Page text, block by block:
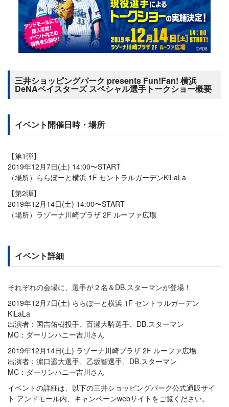
三井ショッピングパーク presents Fun!Fan! 横浜
DeNAベイスターズ スペシャル選手トークショー概要
イベント開催日時・場所
【第1弾】
2019年12月7日(土) 14:00〜START
（場所）ららぽーと横浜 1F セントラルガーデンKiLaLa
【第2弾】
2019年12月14日(土) 14:00〜START
（場所）ラゾーナ川崎プラザ 2F ルーファ広場
イベント詳細
それぞれの会場に、選手が２名＆DB.スターマンが登場！
2019年12月7日(土) ららぽーと横浜 1F セントラルガーデン
KiLaLa
出演者：国吉佑樹投手、百瀬大騎選手、DB.スターマン
MC：ダーリンハニー吉川さん
2019年12月14日(土) ラゾーナ川崎プラザ 2F ルーファ広場
出演者：濵口遥大選手、乙坂智選手、DB.スターマン
MC：ダーリンハニー吉川さん
イベントの詳細は、以下の三井ショッピングパーク公式通販サイ
ト アンドモール内、キャンペーンwebサイトをご覧ください。